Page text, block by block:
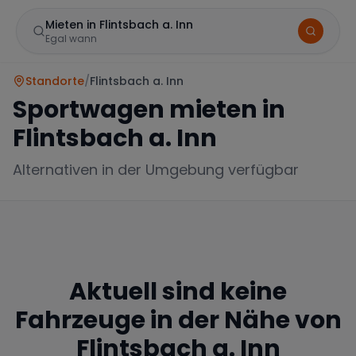
Mieten in Flintsbach a. Inn
Egal wann
Mercedes BMW Audi
Standorte/Flintsbach a. Inn
Sportwagen mieten in
Flintsbach a. Inn
Alternativen in der Umgebung verfügbar
Aktuell sind keine
Fahrzeuge in der Nähe von
Flintsbach a. Inn